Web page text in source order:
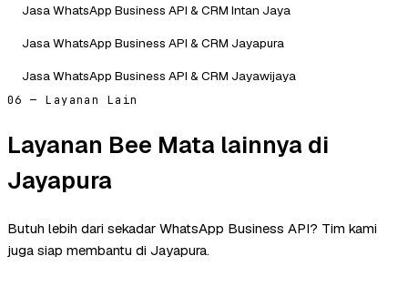
Jasa WhatsApp Business API & CRM Intan Jaya
Jasa WhatsApp Business API & CRM Jayapura
Jasa WhatsApp Business API & CRM Jayawijaya
06 — Layanan Lain
Layanan Bee Mata lainnya di
Jayapura
Butuh lebih dari sekadar WhatsApp Business API? Tim kami
juga siap membantu di Jayapura.